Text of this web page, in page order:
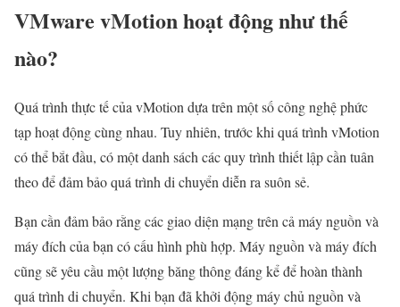
VMware vMotion hoạt động như thế
nào?
Quá trình thực tế của vMotion dựa trên một số công nghệ phức
tạp hoạt động cùng nhau. Tuy nhiên, trước khi quá trình vMotion
có thể bắt đầu, có một danh sách các quy trình thiết lập cần tuân
theo để đảm bảo quá trình di chuyển diễn ra suôn sẻ.
Bạn cần đảm bảo rằng các giao diện mạng trên cả máy nguồn và
máy đích của bạn có cấu hình phù hợp. Máy nguồn và máy đích
cũng sẽ yêu cầu một lượng băng thông đáng kể để hoàn thành
quá trình di chuyển. Khi bạn đã khởi động máy chủ nguồn và